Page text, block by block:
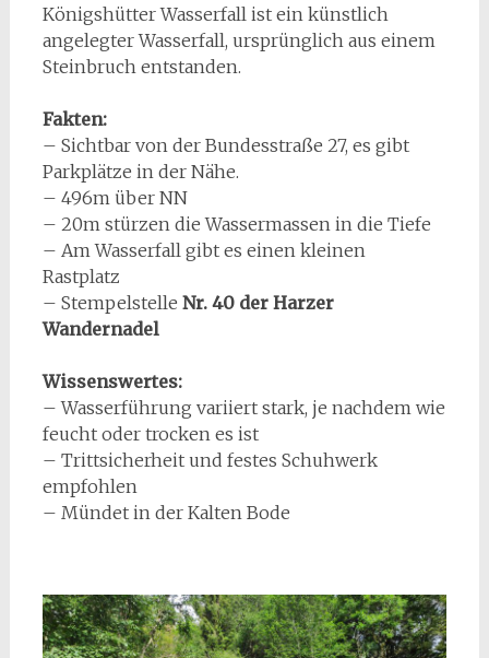
Königshütter Wasserfall ist ein künstlich
angelegter Wasserfall, ursprünglich aus einem
Steinbruch entstanden.
Fakten:
– Sichtbar von der Bundesstraße 27, es gibt
Parkplätze in der Nähe.
– 496m über NN
– 20m stürzen die Wassermassen in die Tiefe
– Am Wasserfall gibt es einen kleinen
Rastplatz
– Stempelstelle Nr. 40 der Harzer
Wandernadel
Wissenswertes:
– Wasserführung variiert stark, je nachdem wie
feucht oder trocken es ist
– Trittsicherheit und festes Schuhwerk
empfohlen
– Mündet in der Kalten Bode